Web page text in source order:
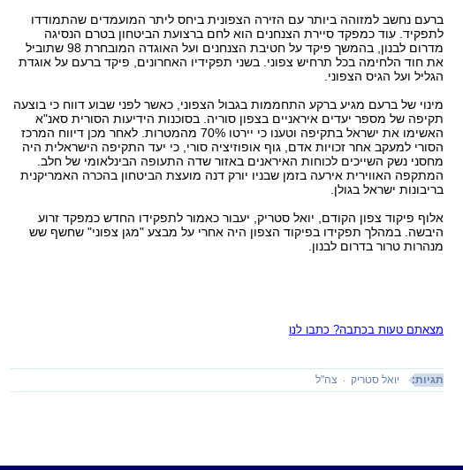
ברעם נחשב למזוהה ביותר עם הזירה הצפונית ביחס ליתר המועמדים שהתמודדו
לתפקיד. עוד כמפקד סיירת הצנחנים הוא לחם ברצועת הביטחון בטרם הנסיגה
מדרום לבנון, בהמשך פיקד על חטיבת הצנחנים ועל האוגדה המובחרת 98 שתוביל
את חוד הלחימה בכל תרחיש צפוני. בשני תפקידיו האחרונים, פיקד ברעם על אוגדת
הגליל ועל הגיס הצפוני.
מינוי של ברעם מגיע ברקע התחממות בגבול הצפוני, כאשר לפני שבוע דווח כי בוצעה
תקיפה של מספר יעדים איראניים בצפון סוריה. בסוכנות הידיעות הסורית סאנ"א
האשימו את ישראל בתקיפה וטענו כי יירטו 70% מהמטרות. לאחר מכן דיווח המרכז
הסורי למעקב אחר זכויות אדם, גוף אופוזיציה סורי, כי יעד התקיפה הישראלית היה
מחסני נשק השייכים לכוחות האיראנים באזור שדה התעופה הבינלאומי של חלב.
המתקפה האווירית אירעה בזמן שבניו יורק דנה מועצת הביטחון בהכרה האמריקנית
בריבונות ישראל בגולן.
אלוף פיקוד צפון הקודם, יואל סטריק, יעבור כאמור לתפקידו החדש כמפקד זרוע
היבשה. במהלך תפקידו בפיקוד הצפון היה אחרי על מבצע "מגן צפוני" שחשף שש
מנהרות טרור בדרום לבנון.
מצאתם טעות בכתבה? כתבו לנו
תגיות: יואל סטריק צה"ל